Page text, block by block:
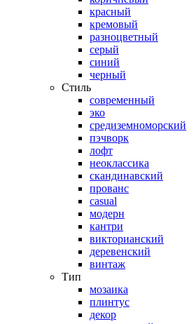
красный
кремовый
разноцветный
серый
синий
черный
Стиль
современный
эко
средиземноморский
пэчворк
лофт
неоклассика
скандинавский
прованс
casual
модерн
кантри
викторианский
деревенский
винтаж
Тип
мозаика
плинтус
декор